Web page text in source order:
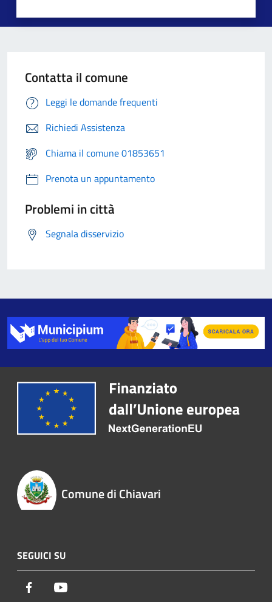
Contatta il comune
Leggi le domande frequenti
Richiedi Assistenza
Chiama il comune 01853651
Prenota un appuntamento
Problemi in città
Segnala disservizio
Comune di Chiavari
SEGUICI SU
Facebook